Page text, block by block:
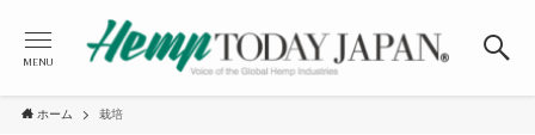
MENU
ホーム 栽培